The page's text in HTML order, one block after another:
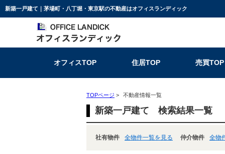
新築一戸建て｜茅場町・八丁堀・東京駅の不動産はオフィスランディック
オフィスTOP 住居TOP 売買TOP
TOPページ > 不動産情報一覧
新築一戸建て 検索結果一覧
社有物件 全物件一覧を見る 仲介物件 全物